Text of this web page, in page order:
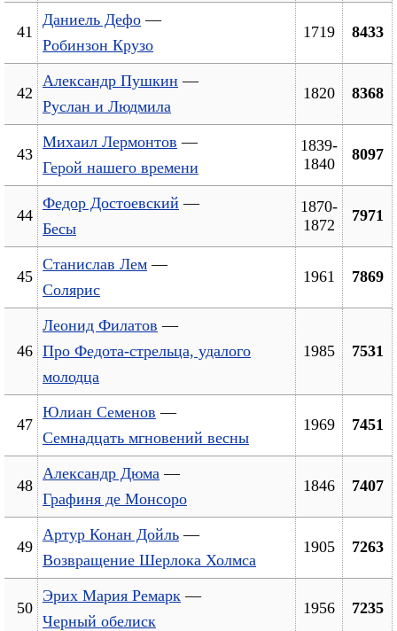
41
Даниель Дефо —
Робинзон Крузо
1719 8433
42
Александр Пушкин —
Руслан и Людмила
1820 8368
43
Михаил Лермонтов —
Герой нашего времени
1839-
1840
8097
44
Федор Достоевский —
Бесы
1870-
1872
7971
45
Станислав Лем —
Солярис
1961 7869
46
Леонид Филатов —
Про Федота-стрельца, удалого
молодца
1985 7531
47
Юлиан Семенов —
Семнадцать мгновений весны
1969 7451
48
Александр Дюма —
Графиня де Монсоро
1846 7407
49
Артур Конан Дойль —
Возвращение Шерлока Холмса
1905 7263
50
Эрих Мария Ремарк —
Черный обелиск
1956 7235